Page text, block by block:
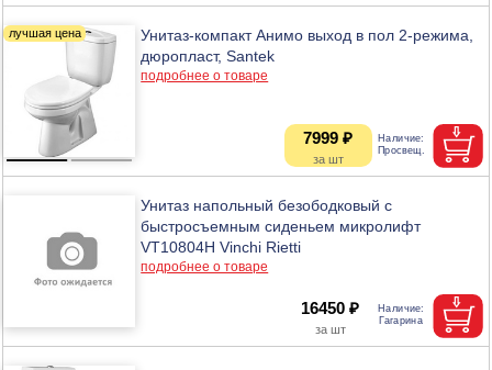
Унитаз-компакт Анимо выход в пол 2-режима,
дюропласт, Santek
подробнее о товаре
7999 ₽
Унитаз напольный безободковый с
быстросъемным сиденьем микролифт
VT10804H Vinchi Rietti
подробнее о товаре
16450 ₽